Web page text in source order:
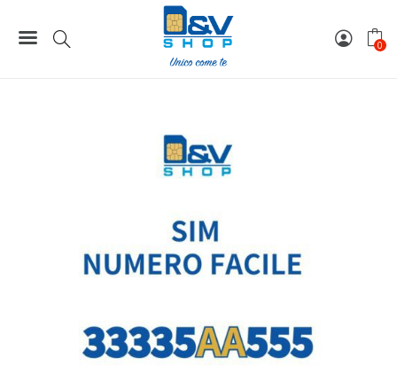
0
SIM Tim Numero Facile 33335AA555 Da Attivare